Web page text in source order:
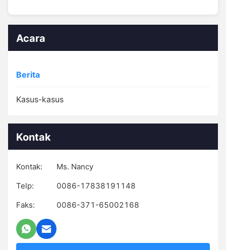
Acara
Berita
Kasus-kasus
Kontak
Kontak:
Ms. Nancy
Telp:
0086-17838191148
Faks:
0086-371-65002168